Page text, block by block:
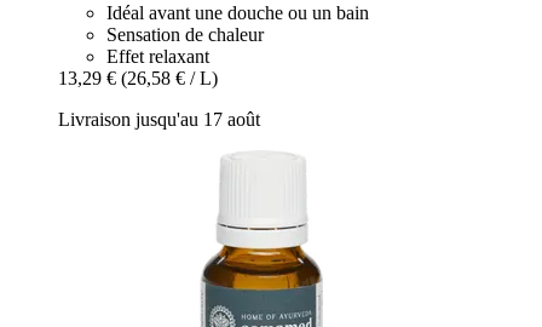
Idéal avant une douche ou un bain
Sensation de chaleur
Effet relaxant
13,29 € (26,58 € / L)
Livraison jusqu'au 17 août